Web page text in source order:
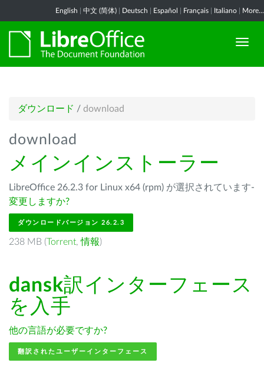
English 中文 (简体) Deutsch Español Français Italiano More...
ダウンロード / download
download
メインインストーラー
LibreOffice 26.2.3 for Linux x64 (rpm) が選択されています-
変更しますか?
ダウンロードバージョン 26.2.3
238 MB (Torrent,情報)
dansk訳インターフェース
を入手
他の言語が必要ですか?
翻訳されたユーザーインターフェース